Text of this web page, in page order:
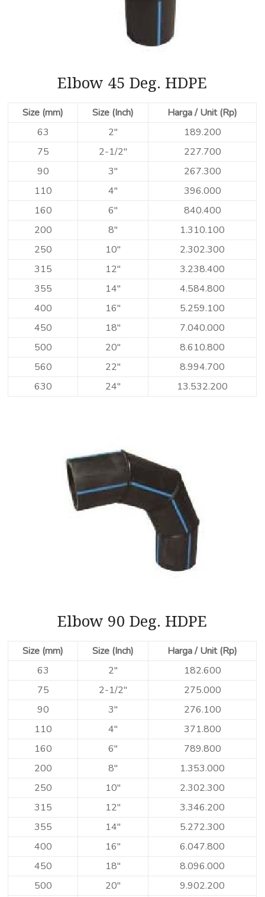
Elbow 45 Deg. HDPE
Size (mm) Size (Inch)
Harga / Unit (Rp)
63
2″
189.200
75
2-1/2″
227.700
90
3″
267.300
110
4″
396.000
160
6″
840.400
200
8″
1.310.100
250
10″
2.302.300
315
12″
3.238.400
355
14″
4.584.800
400
16″
5.259.100
450
18″
7.040.000
500
20″
8.610.800
560
22″
8.994.700
630
24″ 13.532.200
Elbow 90 Deg. HDPE
Size (mm) Size (Inch)
Harga / Unit (Rp)
63
2″
182.600
75
2-1/2″
275.000
90
3″
276.100
110
4″
371.800
160
6″
789.800
200
8″
1.353.000
250
10″
2.302.300
315
12″
3.346.200
355
14″
5.272.300
400
16″
6.047.800
450
18″
8.096.000
500
20″ 9.902.200